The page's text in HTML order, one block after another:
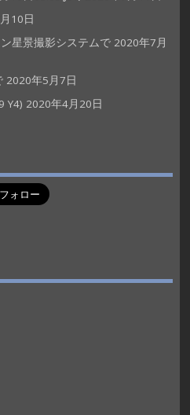
10日
星景撮影システムで 2020年7月
2020年5月7日
Y4) 2020年4月20日